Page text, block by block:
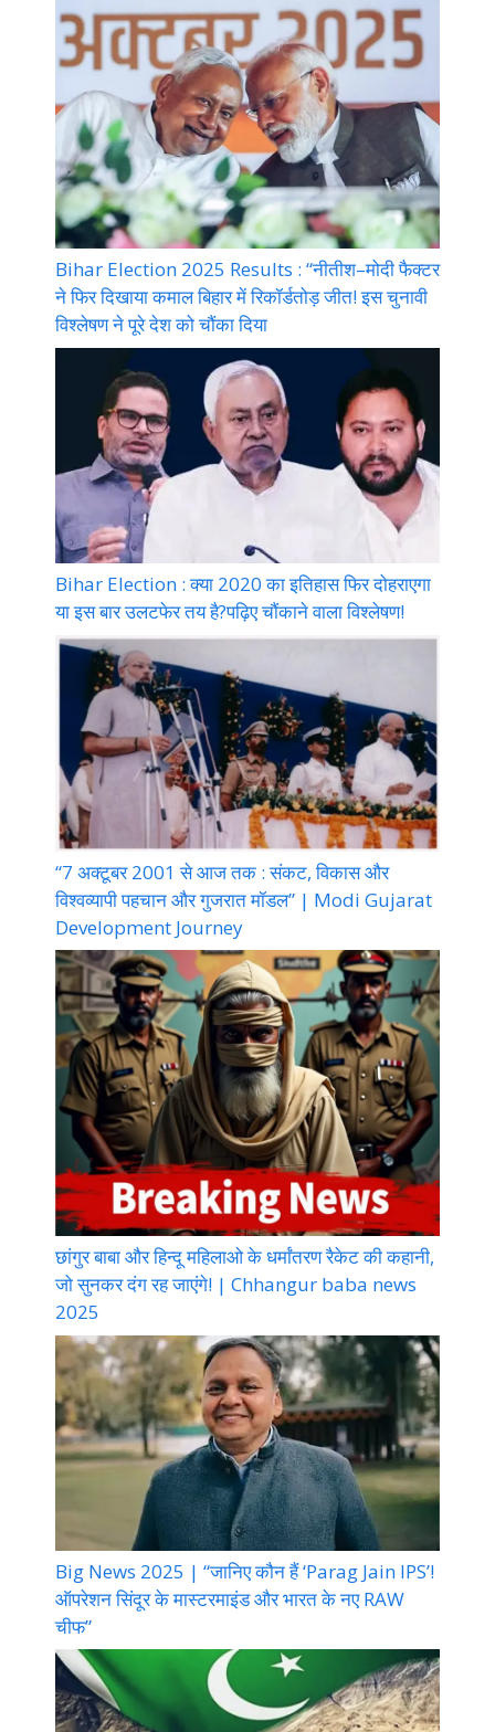
Bihar Election 2025 Results : “नीतीश–मोदी फैक्टर
ने फिर दिखाया कमाल बिहार में रिकॉर्डतोड़ जीत! इस चुनावी
विश्लेषण ने पूरे देश को चौंका दिया
Bihar Election : क्या 2020 का इतिहास फिर दोहराएगा
या इस बार उलटफेर तय है?पढ़िए चौंकाने वाला विश्लेषण!
“7 अक्टूबर 2001 से आज तक : संकट, विकास और
विश्वव्यापी पहचान और गुजरात मॉडल” | Modi Gujarat
Development Journey
छांगुर बाबा और हिन्दू महिलाओ के धर्मांतरण रैकेट की कहानी,
जो सुनकर दंग रह जाएंगे! | Chhangur baba news
2025
Big News 2025 | “जानिए कौन हैं ‘Parag Jain IPS’!
ऑपरेशन सिंदूर के मास्टरमाइंड और भारत के नए RAW
चीफ”